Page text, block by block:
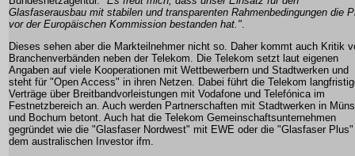
Glasfaserausbau mit stabilen und transparenten Rahmenbedingungen die
vor der Europäischen Kommission bestanden hat."
Dieses sehen aber die Markteilnehmer nicht so. Daher kommt auch Kritik
Branchenverbänden neben der Telekom. Die Telekom setzt laut eigenen
Angaben auf viele Kooperationen mit Wettbewerbern und Stadtwerken und
steht für "Open Access" in ihren Netzen. Dabei führt die Telekom
Verträge über Breitbandvorleistungen mit Vodafone und Telefónica im
Festnetzbereich an. Auch werden Partnerschaften mit Stadtwerken in
und Bochum betont. Auch hat die Telekom Gemeinschaftsunternehmen
gegründet wie die "Glasfaser Nordwest" mit EWE oder die "Glasfaser
dem australischen Investor ifm.